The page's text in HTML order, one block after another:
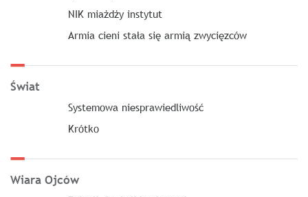
NIK miażdży instytut
Armia cieni stała się armią zwycięzców
Świat
Systemowa niesprawiedliwość
Krótko
Wiara Ojców